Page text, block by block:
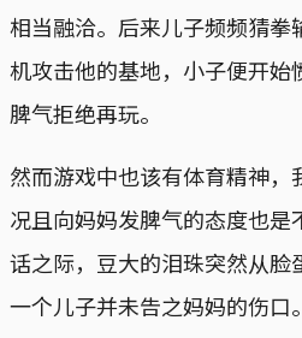
相当融洽。后来儿子频频猜
机攻击他的基地，小子便开始
脾气拒绝再玩。
然而游戏中也该有体育精神，
况且向妈妈发脾气的态度也
话之际，豆大的泪珠突然从脸
一个儿子并未告之妈妈的伤口。